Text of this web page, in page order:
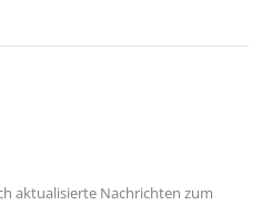
aktualisierte Nachrichten zum